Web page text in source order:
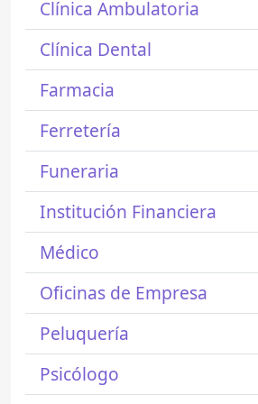
Clínica Ambulatoria
Clínica Dental
Farmacia
Ferretería
Funeraria
Institución Financiera
Médico
Oficinas de Empresa
Peluquería
Psicólogo